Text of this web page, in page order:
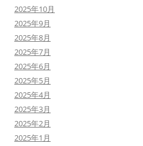
2025年10月
2025年9月
2025年8月
2025年7月
2025年6月
2025年5月
2025年4月
2025年3月
2025年2月
2025年1月